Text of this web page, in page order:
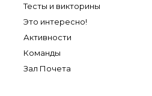
Тесты и викторины
Это интересно!
Активности
Команды
Зал Почета